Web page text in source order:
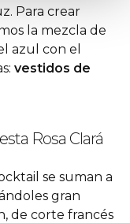
Para crear
la mezcla de
azul con el
vestidos de
Rosa Clará
se suman a
gran
de corte francés